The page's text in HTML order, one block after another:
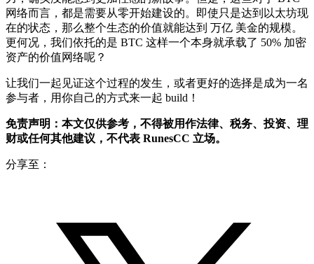
网络而言，都是需要从零开始建设的。即使只是达到以太坊现
在的状态，那么整个生态的价值就能达到 万亿 美金的规模。
更何况，我们依托的是 BTC 这样一个本身就承载了 50% 加密
资产的价值网络呢？
让我们一起见证这个过程的发生，或者更好的选择是成为一名
参与者，用你自己的方式来一起 build！
免责声明：本文仅供参考，不得被用作法律、税务、投资、理
财或任何其他建议，不代表 RunesCC 立场。
分享至：